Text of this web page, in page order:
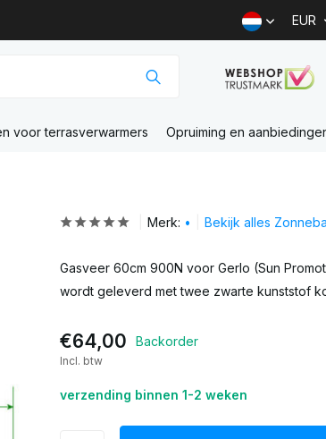
EUR
voor terrasverwarmers Opruiming en
Merk: • Bekijk alles
Gasveer 60cm 900N voor Gerlo (Sun
wordt geleverd met twee zwarte kunststof
€64,00 Backorder
Incl. btw
verzending binnen 1-2 weken